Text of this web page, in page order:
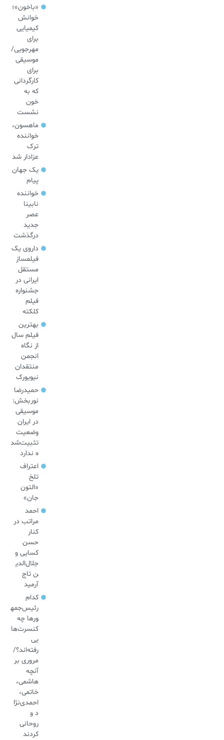
«باخون»‌؛
خوانش
کیمیایی
برای
مهرجویی/
موسیقی
برای
کارگردانی
که به
خون
نشست
ماهسون،
خواننده
ترک
عزادار شد
یک جهان
پیام
خواننده
نابینا
عصر
جدید
درگذشت
داروی یک
فیلمساز
مستقل
ایرانی در
جشنواره
فیلم
کلکته
بهترین
فیلم سال
از نگاه
انجمن
منتقدان
نیویورک
حمیدرضا
نوربخش:
موسیقی
در ایران
وضعیت
تثبیت‌شد
ه ندارد
اعتراف
تلخ
«التون
جان»
احمد
مراتب در
کنار
حسن
کسایی و
جلال‌الدی
ن تاج
آرمید
کدام
رئیس‌جمه
ورها چه
کنسرت‌ها
یی
رفته‌اند؟/
مروری بر
آنچه
هاشمی،
خاتمی،
احمدی‌نژا
د و
روحانی
کردند